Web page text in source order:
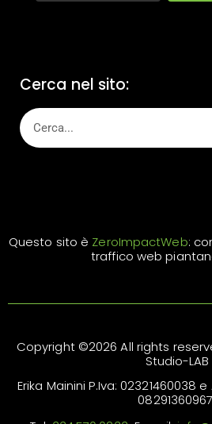
Cerca nel sito:
Questo sito è ZeroImpactWeb:
traffico web
Copyright ©2026 All rights
Studio-LAB
Erika Mainini P.Iva: 02321460038
08291360967